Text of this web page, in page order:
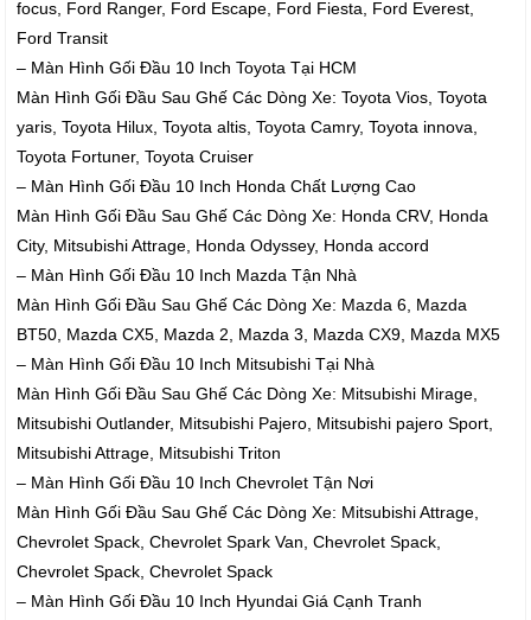
focus, Ford Ranger, Ford Escape, Ford Fiesta, Ford Everest,
Ford Transit
– Màn Hình Gối Đầu 10 Inch Toyota Tại HCM
Màn Hình Gối Đầu Sau Ghế Các Dòng Xe: Toyota Vios, Toyota
yaris, Toyota Hilux, Toyota altis, Toyota Camry, Toyota innova,
Toyota Fortuner, Toyota Cruiser
– Màn Hình Gối Đầu 10 Inch Honda Chất Lượng Cao
Màn Hình Gối Đầu Sau Ghế Các Dòng Xe: Honda CRV, Honda
City, Mitsubishi Attrage, Honda Odyssey, Honda accord
– Màn Hình Gối Đầu 10 Inch Mazda Tận Nhà
Màn Hình Gối Đầu Sau Ghế Các Dòng Xe: Mazda 6, Mazda
BT50, Mazda CX5, Mazda 2, Mazda 3, Mazda CX9, Mazda MX5
– Màn Hình Gối Đầu 10 Inch Mitsubishi Tại Nhà
Màn Hình Gối Đầu Sau Ghế Các Dòng Xe: Mitsubishi Mirage,
Mitsubishi Outlander, Mitsubishi Pajero, Mitsubishi pajero Sport,
Mitsubishi Attrage, Mitsubishi Triton
– Màn Hình Gối Đầu 10 Inch Chevrolet Tận Nơi
Màn Hình Gối Đầu Sau Ghế Các Dòng Xe: Mitsubishi Attrage,
Chevrolet Spack, Chevrolet Spark Van, Chevrolet Spack,
Chevrolet Spack, Chevrolet Spack
– Màn Hình Gối Đầu 10 Inch Hyundai Giá Cạnh Tranh